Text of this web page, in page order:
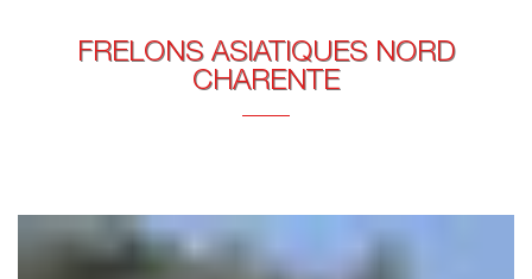
FRELONS ASIATIQUES NORD
CHARENTE